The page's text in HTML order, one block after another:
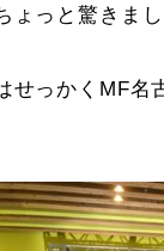
ょっと驚きまし
せっかくMF名